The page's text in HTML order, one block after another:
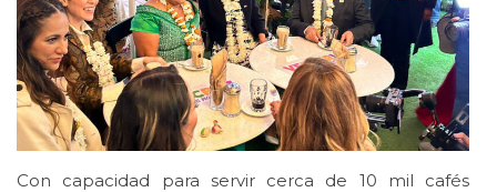
Con capacidad para servir cerca de 10 mil cafés